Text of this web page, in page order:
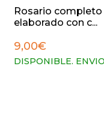
Rosario
elaborado con c...
9,00€
DISPONIBLE.